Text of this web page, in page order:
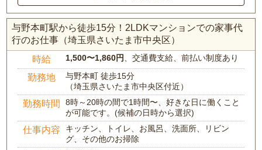
与野本町駅から徒歩15分！2LDKマンションでの家事代
行のお仕事（埼玉県さいたま市中央区）
時給 1,500〜1,860円 、交通費支給、前払い制度あり
勤務地
与野本町 徒歩15分
（埼玉県さいたま市中央区付近）
勤務時間
8時～20時の間で1時間〜、好きな日に働くこと
が可能です。(候補の日時から選択)
仕事内容
キッチン、トイレ、お風呂、洗面所、リビン
グ、その他のお掃除